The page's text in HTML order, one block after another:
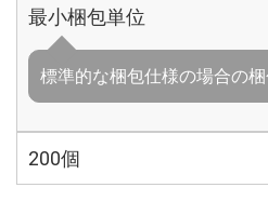
最小梱包単位
標準的な梱包仕様の場合の梱
200個